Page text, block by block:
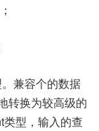
兼容个的数据
转换为较高级的
型，输入的查